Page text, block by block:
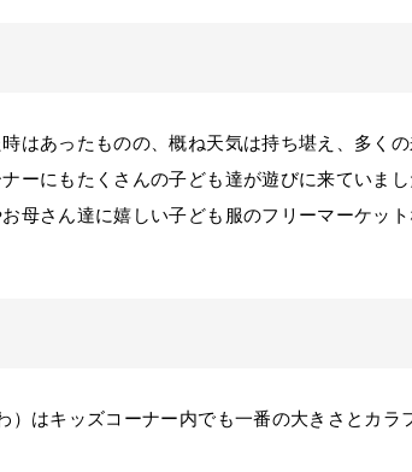
はあったものの、概ね天気は持ち堪え、多く
ーにもたくさんの子ども達が遊びに来ていま
母さん達に嬉しい子ども服のフリーマーケット
）はキッズコーナー内でも一番の大きさとカラ